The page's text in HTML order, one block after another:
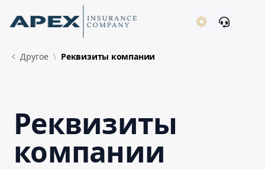
Skip to Main Content
Другое Реквизиты компании
Реквизиты
компании
New
What's New